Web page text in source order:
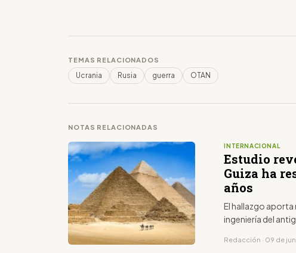
TEMAS RELACIONADOS
Ucrania Rusia guerra OTAN
NOTAS RELACIONADAS
INTERNACIONAL
Estudio
Guiza ha
años
El hallazgo aporta
ingeniería del
Redacción · 09 de